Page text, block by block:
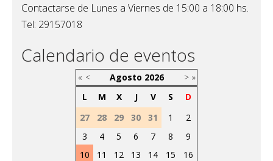
Contactarse de Lunes a Viernes de 15:00 a 18:00 hs.
Tel: 29157018
Calendario de eventos
« < Agosto 2026 > »
L
M X J V S
D
27
28 29 30 31 1
2
3
4 5 6 7 8
9
10
11 12 13 14 15
16